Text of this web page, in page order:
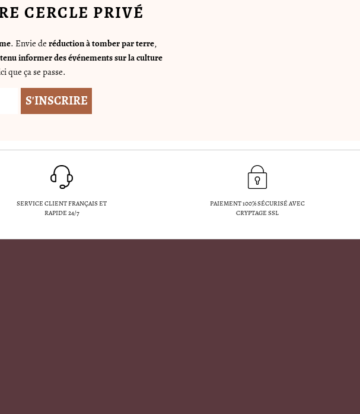
CERCLE PRIVÉ
. Envie de réduction à tomber par terre,
tenu informer des événements sur la culture
que ça se passe.
SERVICE CLIENT FRANÇAIS ET
RAPIDE 24/7
PAIEMENT 100% SÉCURISÉ AVEC
CRYPTAGE SSL